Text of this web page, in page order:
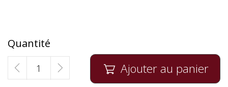
Quantité
 Ajouter au panier